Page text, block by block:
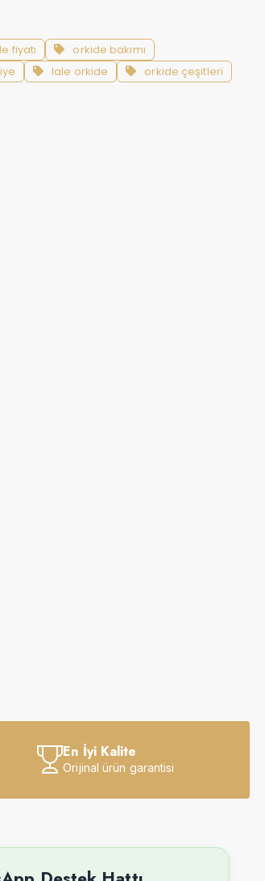
fiyatı
orkide bakımı
lale orkide orkide çeşitleri
En İyi Kalite
Orijinal ürün garantisi